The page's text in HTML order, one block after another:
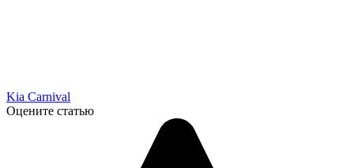
Kia Carnival
Оцените статью